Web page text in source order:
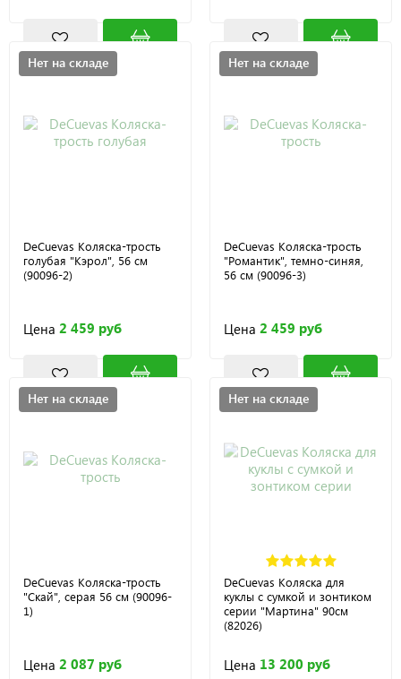
Нет на складе
DeCuevas Коляска-трость
голубая "Кэрол", 56 см
(90096-2)
Цена 2 459 руб
Нет на складе
DeCuevas Коляска-трость
"Романтик", темно-синяя,
56 см (90096-3)
Цена 2 459 руб
Нет на складе
DeCuevas Коляска-трость
"Скай", серая 56 см (90096-
1)
Цена 2 087 руб
Нет на складе
DeCuevas Коляска для
куклы с сумкой и зонтиком
серии "Мартина" 90см
(82026)
Цена 13 200 руб